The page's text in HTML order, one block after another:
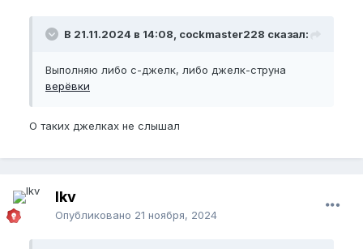
В 21.11.2024 в 14:08, cockmaster228 сказал:
Выполняю либо c-джелк, либо джелк-струна
верёвки
О таких джелках не слышал
lkv
Опубликовано 21 ноября, 2024